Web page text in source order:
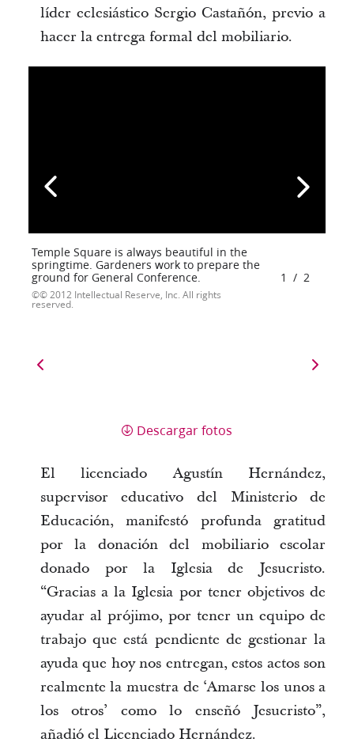
líder eclesiástico Sergio Castañón, previo a
hacer la entrega formal del mobiliario.
Temple Square is always beautiful in the
springtime. Gardeners work to prepare the
ground for General Conference.
© 2012 Intellectual Reserve, Inc. All rights
reserved.
1 / 2
Descargar fotos
El licenciado Agustín Hernández,
supervisor educativo del Ministerio de
Educación, manifestó profunda gratitud
por la donación del mobiliario escolar
donado por la Iglesia de Jesucristo.
“Gracias a la Iglesia por tener objetivos de
ayudar al prójimo, por tener un equipo de
trabajo que está pendiente de gestionar la
ayuda que hoy nos entregan, estos actos son
realmente la muestra de ‘Amarse los unos a
los otros’ como lo enseñó Jesucristo”,
añadió el Licenciado Hernández.